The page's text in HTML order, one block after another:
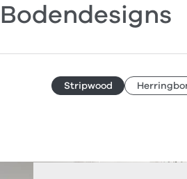
Bodendesigns
Stripwood